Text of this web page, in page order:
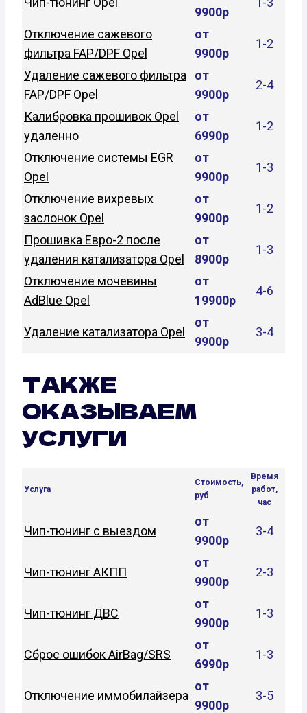
9900р
Отключение сажевого
фильтра FAP/DPF Opel
от
9900р
1-2
Удаление сажевого фильтра
FAP/DPF Opel
от
9900р
2-4
Калибровка прошивок Opel
удаленно
от
6990р
1-2
Отключение системы EGR
Opel
от
9900р
1-3
Отключение вихревых
заслонок Opel
от
9900р
1-2
Прошивка Евро-2 после
удаления катализатора Opel
от
8900р
1-3
Отключение мочевины
AdBlue Opel
от
19900р
4-6
Удаление катализатора Opel
от
9900р
3-4
ТАКЖЕ
ОКАЗЫВАЕМ
УСЛУГИ
Услуга
Стоимость,
руб
Время
работ,
час
Чип-тюнинг с выездом
от
9900р
3-4
Чип-тюнинг АКПП
от
9900р
2-3
Чип-тюнинг ДВС
от
9900р
1-3
Сброс ошибок AirBag/SRS
от
6990р
1-3
Отключение иммобилайзера
от
9900р
3-5